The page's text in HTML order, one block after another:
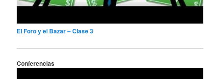
El Foro y el Bazar – Clase 3
Conferencias